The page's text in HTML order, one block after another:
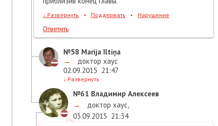
↓ Развернуть • Поддержать • Нарушение
Ответить
№58 Marija Iltiņa
→
доктор хаус
02.09.2015 21:47
↓ Развернуть
№61 Владимир Алексеев
→
доктор хаус
03.09.2015 21:34